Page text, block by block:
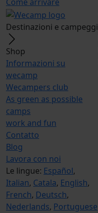
Destinazioni e campeggi
Shop
Informazioni su
wecamp
Wecampers club
As green as possible
camps
work and fun
Contatto
Blog
Lavora con noi
Le lingue: Español,
Italian, Catala, English,
French, Deutsch,
Nederlands, Portuguese